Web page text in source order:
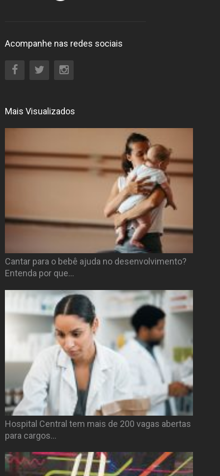
Acompanhe nas redes sociais
Mais Visualizados
Cantar para o bebê ajuda no desenvolvimento?
Entenda por que…
Hospital Central tem mais de 200 vagas abertas
para cargos…